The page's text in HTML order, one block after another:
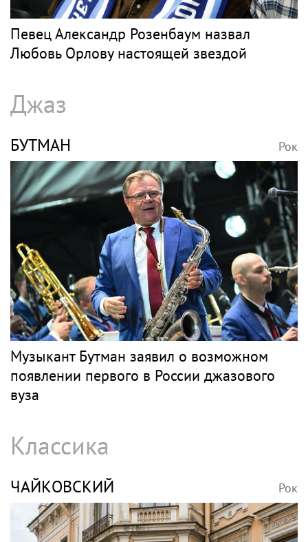
Певец Александр Розенбаум назвал
Любовь Орлову настоящей звездой
Джаз
БУТМАН Рок
Музыкант Бутман заявил о возможном
появлении первого в России джазового
вуза
Классика
ЧАЙКОВСКИЙ Рок